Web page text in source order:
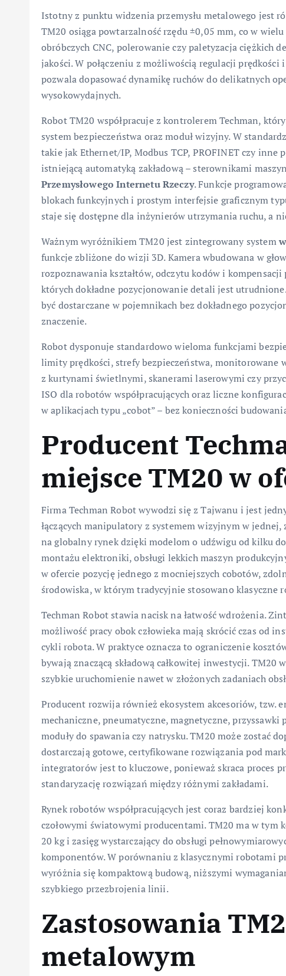
Istotny z punktu widzenia przemysłu metalowego jest
TM20 osiąga powtarzalność rzędu ±0,05 mm, co w
obróbczych CNC, polerowanie czy paletyzacja ciężkich
jakości. W połączeniu z możliwością regulacji
pozwala dopasować dynamikę ruchów do delikatnych
wysokowydajnych.
Robot TM20 współpracuje z kontrolerem Techman,
system bezpieczeństwa oraz moduł wizyjny. W
takie jak Ethernet/IP, Modbus TCP, PROFINET czy inne
istniejącą automatyką zakładową – sterownikami
Przemysłowego Internetu Rzeczy. Funkcje
blokach funkcyjnych i prostym interfejsie graficznym
staje się dostępne dla inżynierów utrzymania ruchu, a
Ważnym wyróżnikiem TM20 jest zintegrowany system
funkcje zbliżone do wizji 3D. Kamera wbudowana w
rozpoznawania kształtów, odczytu kodów i
których dokładne pozycjonowanie detali jest
być dostarczane w pojemnikach bez dokładnego
znaczenie.
Robot dysponuje standardowo wieloma funkcjami
limity prędkości, strefy bezpieczeństwa, monitorowane
z kurtynami świetlnymi, skanerami laserowymi czy
ISO dla robotów współpracujących oraz liczne
w aplikacjach typu „cobot” – bez konieczności
Producent
miejsce TM20 w
Firma Techman Robot wywodzi się z Tajwanu i jest
łączących manipulatory z systemem wizyjnym w
na globalny rynek dzięki modelom o udźwigu od kilku
montażu elektroniki, obsługi lekkich maszyn
w ofercie pozycję jednego z mocniejszych cobotów,
środowiska, w którym tradycyjnie stosowano klasyczne
Techman Robot stawia nacisk na łatwość wdrożenia.
możliwość pracy obok człowieka mają skrócić czas od
cykli robota. W praktyce oznacza to ograniczenie
bywają znaczącą składową całkowitej inwestycji.
szybkie uruchomienie nawet w złożonych zadaniach
Producent rozwija również ekosystem akcesoriów, tzw.
mechaniczne, pneumatyczne, magnetyczne,
moduły do spawania czy natrysku. TM20 może zostać
dostarczają gotowe, certyfikowane rozwiązania pod
integratorów jest to kluczowe, ponieważ skraca proces
standaryzację rozwiązań między różnymi zakładami.
Rynek robotów współpracujących jest coraz bardziej
czołowymi światowymi producentami. TM20 ma w
20 kg i zasięg wystarczający do obsługi
komponentów. W porównaniu z klasycznymi robotami
wyróżnia się kompaktową budową, niższymi
szybkiego przezbrojenia linii.
Zastosowania
metalowym